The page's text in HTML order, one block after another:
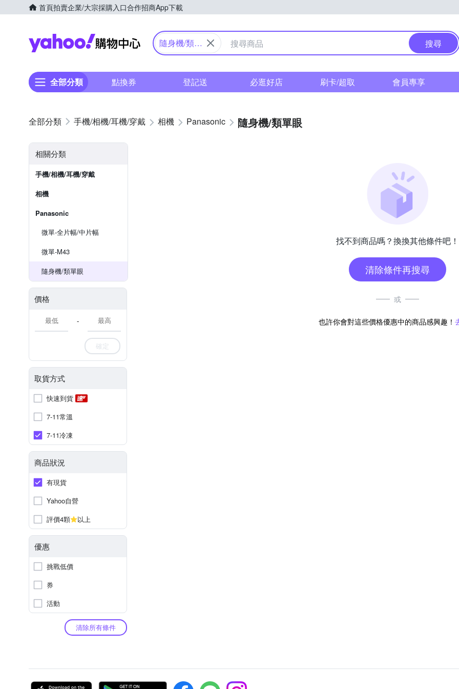
首頁拍賣企業/大宗採購入口合作招商App下載
Yahoo購物中心
隨身機/類單
搜尋
全部分類 點換券 登記送 必逛好店 刷卡/超取 會員專享
手機/相機/耳機/穿戴 相機 Panasonic 隨身機/類單眼
相關分類
手機/相機/耳機/穿戴
相機
Panasonic
微單-全片幅/中片幅
微單-M43
隨身機/類單眼
價格
-
確定
取貨方式
快速到貨
7-11常溫
7-11冷凍
商品狀況
有現貨
Yahoo自營
評價4顆
以上
優惠
挑戰低價
券
活動
清除所有條件
找不到商品嗎？換換其他條件吧！
清除條件再搜尋
或
也許你會對這些價格優惠中的商品感興趣！